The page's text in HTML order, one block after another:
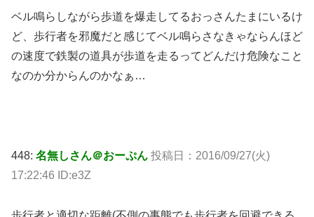
ベル鳴らしながら歩道を爆走してるおっさんたまにいるけ
ど、歩行者を邪魔だと感じてベル鳴らさなきゃならんほど
の速度で鉄製の道具が歩道を走るってどんだけ危険なこと
なのか分からんのかなぁ…
448: 名無しさん＠おーぷん 投稿日：2016/09/27(火)
17:22:46 ID:e3Z